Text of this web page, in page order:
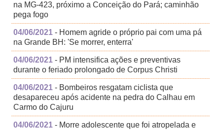
na MG-423, próximo a Conceição do Pará; caminhão
pega fogo
04/06/2021 - Homem agride o próprio pai com uma pá
na Grande BH: 'Se morrer, enterra'
04/06/2021 - PM intensifica ações e preventivas
durante o feriado prolongado de Corpus Christi
04/06/2021 - Bombeiros resgatam ciclista que
desapareceu após acidente na pedra do Calhau em
Carmo do Cajuru
04/06/2021 - Morre adolescente que foi atropelada e